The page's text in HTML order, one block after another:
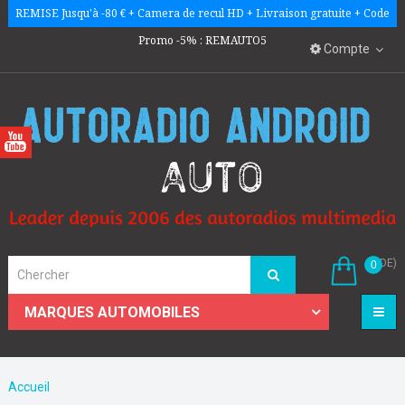
REMISE Jusqu'à -80 € + Camera de recul HD + Livraison gratuite + Code
Promo -5% : REMAUTO5
Compte
0
(VIDE)
MARQUES AUTOMOBILES ☰
Accueil